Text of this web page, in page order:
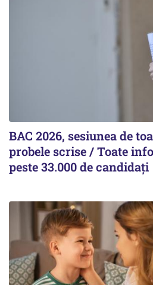
BAC 2026, sesiunea de
probele scrise / Toate
peste 33.000 de candidați